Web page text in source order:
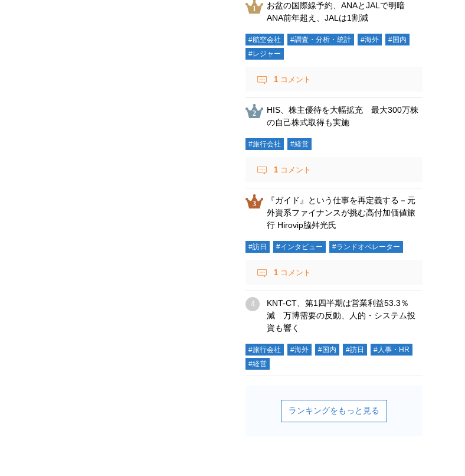
お盆の国際線予約、ANAとJALで明暗
ANA前年超え、JALは1割減
#航空会社 #調査・分析・統計 #海外
#国内
#レジャー
1 コメント
HIS、株主優待を大幅拡充 最大300万株
の自己株式取得も実施
#旅行会社 #経営
1 コメント
『ガイド』という仕事を再定義する－元
外資系ファイナンスが挑む高付加価値旅
行 Hirovip脇舛光氏
#訪日 #インタビュー #ランドオペレーター
1 コメント
KNT-CT、第1四半期は営業利益53.3％
減 万博需要の反動、人的・システム投
資も響く
#旅行会社 #海外 #国内 #訪日
#人事・HR
#経営